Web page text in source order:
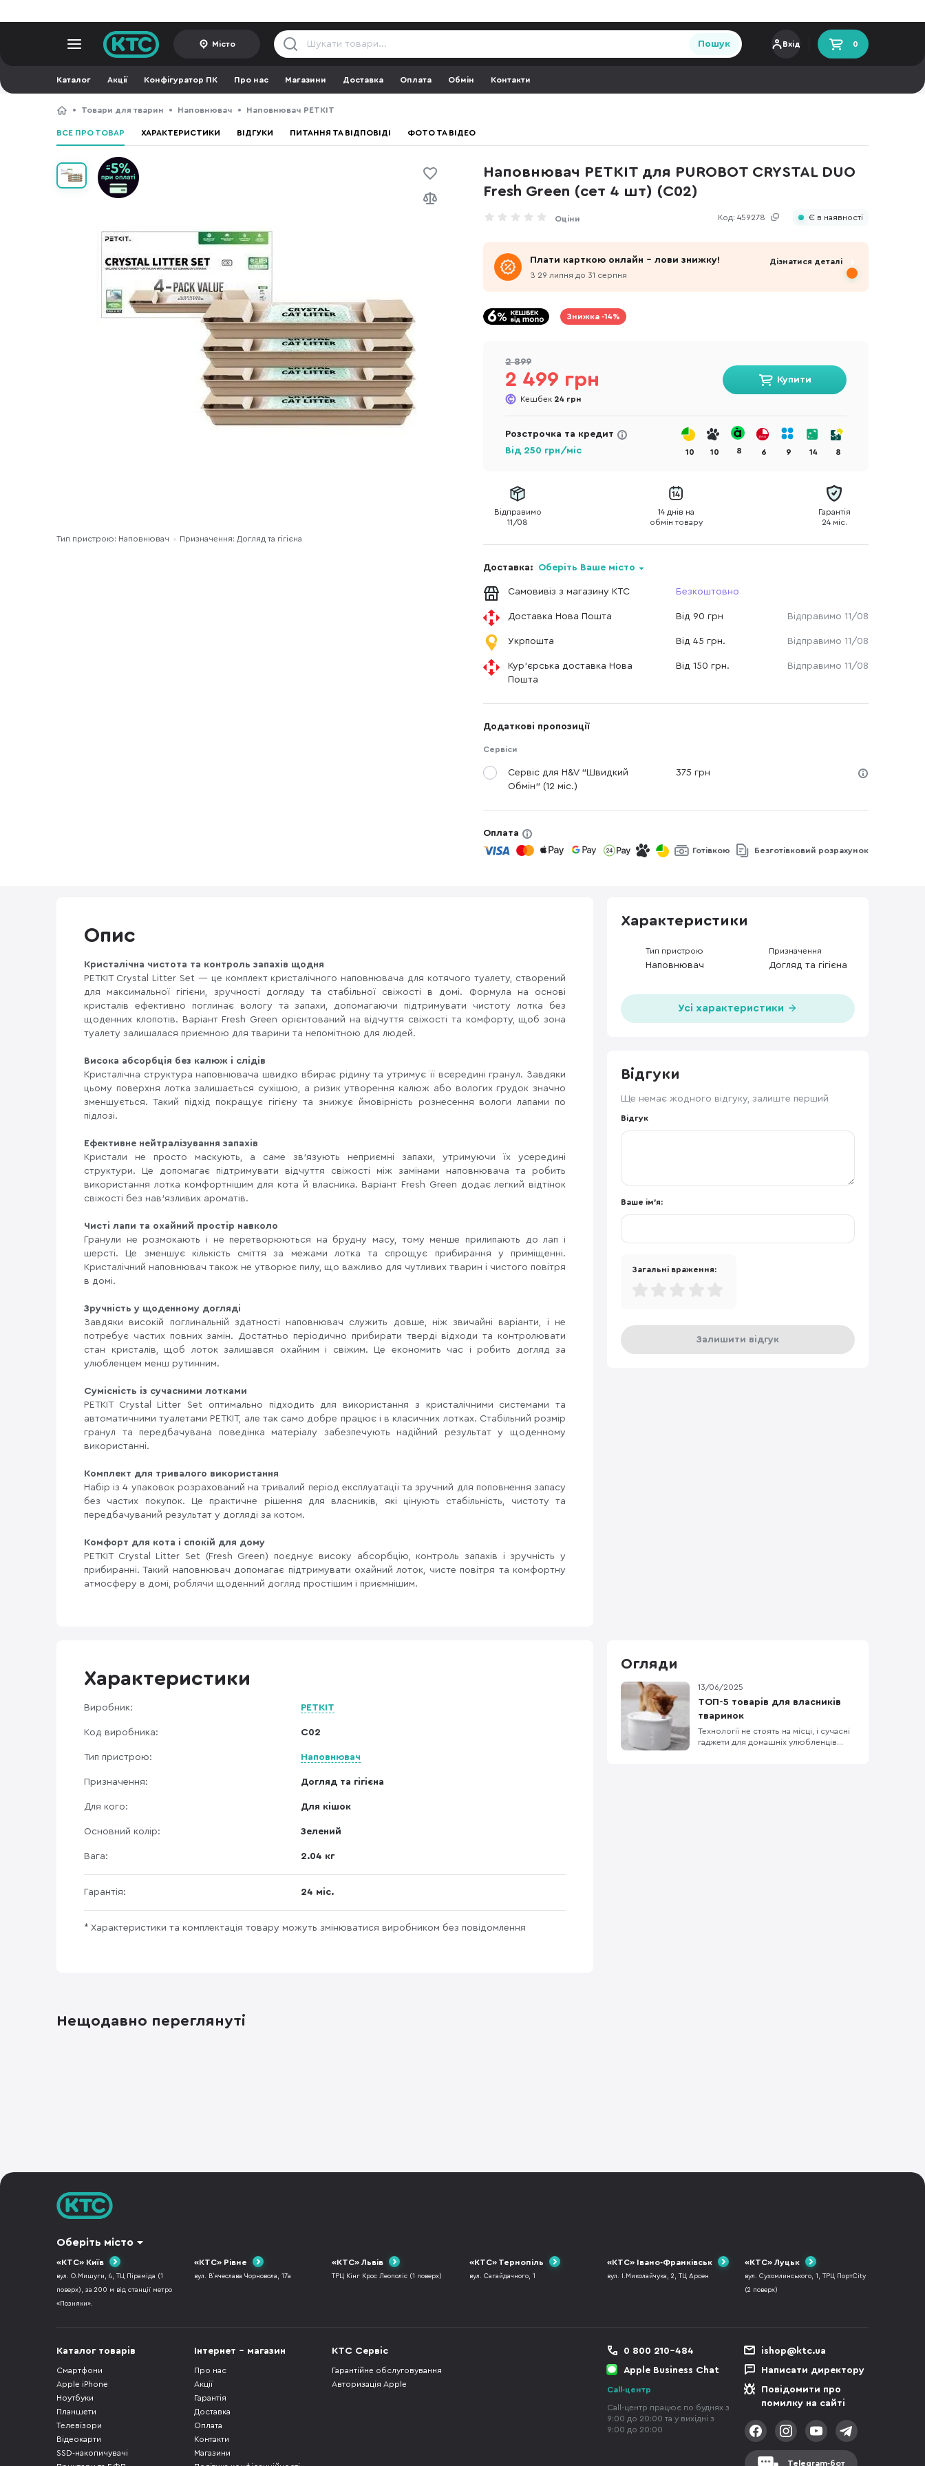
Місто Пошук Вхід 0
Каталог Акції Конфігуратор ПК Про нас Магазини Доставка Оплата Обмін Контакти
Товари для тварин Наповнювач Наповнювач PETKIT
ВСЕ ПРО ТОВАР ХАРАКТЕРИСТИКИ ВІДГУКИ ПИТАННЯ ТА ВІДПОВІДІ ФОТО ТА ВІДЕО
Наповнювач PETKIT для PUROBOT CRYSTAL DUO
Fresh Green (сет 4 шт) (C02)
Код: 459278
Оціни Є в наявності
Тип пристрою: Наповнювач Призначення: Догляд та гігієна
Плати карткою онлайн - лови знижку!
З 29 липня до 31 серпня
Дізнатися деталі
Знижка -14%
2 899
2 499 грн
Кешбек 24 грн
Купити
Розстрочка та кредит
Від 250 грн/міс 10 10 8 6 9 14 8
Відправимо
11/08
14 днів на
обмін товару
Гарантія
24 міс.
Доставка: Оберіть Ваше місто
Самовивіз з магазину КТС Безкоштовно
Доставка Нова Пошта Від 90 грн Відправимо 11/08
Укрпошта Від 45 грн. Відправимо 11/08
Кур'єрська доставка Нова
Пошта
Від 150 грн. Відправимо 11/08
Додаткові пропозиції
Сервіси
Сервіс для H&V "Швидкий
Обмін" (12 міс.)
375 грн
Оплата
Готівкою Безготівковий розрахунок
Опис
Кристалічна чистота та контроль запахів щодня
PETKIT Crystal Litter Set — це комплект кристалічного наповнювача для котячого туалету, створений
для максимальної гігієни, зручності догляду та стабільної свіжості в домі. Формула на основі
кристалів ефективно поглинає вологу та запахи, допомагаючи підтримувати чистоту лотка без
щоденних клопотів. Варіант Fresh Green орієнтований на відчуття свіжості та комфорту, щоб зона
туалету залишалася приємною для тварини та непомітною для людей.
Висока абсорбція без калюж і слідів
Кристалічна структура наповнювача швидко вбирає рідину та утримує її всередині гранул. Завдяки
цьому поверхня лотка залишається сухішою, а ризик утворення калюж або вологих грудок значно
зменшується. Такий підхід покращує гігієну та знижує ймовірність рознесення вологи лапами по
підлозі.
Ефективне нейтралізування запахів
Кристали не просто маскують, а саме зв’язують неприємні запахи, утримуючи їх усередині
структури. Це допомагає підтримувати відчуття свіжості між замінами наповнювача та робить
використання лотка комфортнішим для кота й власника. Варіант Fresh Green додає легкий відтінок
свіжості без нав’язливих ароматів.
Чисті лапи та охайний простір навколо
Гранули не розмокають і не перетворюються на брудну масу, тому менше прилипають до лап і
шерсті. Це зменшує кількість сміття за межами лотка та спрощує прибирання у приміщенні.
Кристалічний наповнювач також не утворює пилу, що важливо для чутливих тварин і чистого повітря
в домі.
Зручність у щоденному догляді
Завдяки високій поглинальній здатності наповнювач служить довше, ніж звичайні варіанти, і не
потребує частих повних замін. Достатньо періодично прибирати тверді відходи та контролювати
стан кристалів, щоб лоток залишався охайним і свіжим. Це економить час і робить догляд за
улюбленцем менш рутинним.
Сумісність із сучасними лотками
PETKIT Crystal Litter Set оптимально підходить для використання з кристалічними системами та
автоматичними туалетами PETKIT, але так само добре працює і в класичних лотках. Стабільний розмір
гранул та передбачувана поведінка матеріалу забезпечують надійний результат у щоденному
використанні.
Комплект для тривалого використання
Набір із 4 упаковок розрахований на тривалий період експлуатації та зручний для поповнення запасу
без частих покупок. Це практичне рішення для власників, які цінують стабільність, чистоту та
передбачуваний результат у догляді за котом.
Комфорт для кота і спокій для дому
PETKIT Crystal Litter Set (Fresh Green) поєднує високу абсорбцію, контроль запахів і зручність у
прибиранні. Такий наповнювач допомагає підтримувати охайний лоток, чисте повітря та комфортну
атмосферу в домі, роблячи щоденний догляд простішим і приємнішим.
Характеристики
Тип пристрою
Наповнювач
Призначення
Догляд та гігієна
Усі характеристики
Відгуки
Ще немає жодного відгуку, залиште перший
Відгук
Ваше ім'я:
Загальні враження:
Залишити відгук
Характеристики
Виробник: PETKIT
Код виробника: C02
Тип пристрою: Наповнювач
Призначення: Догляд та гігієна
Для кого: Для кішок
Основний колір: Зелений
Вага: 2.04 кг
Гарантія: 24 міс.
* Характеристики та комплектація товару можуть змінюватися виробником без повідомлення
Огляди
13/06/2025
ТОП-5 товарів для власників
тваринок
Технології не стоять на місці, і сучасні
гаджети для домашніх улюбленців
Нещодавно переглянуті
Оберіть місто
«КТС» Київ
вул. О.Мишуги, 4, ТЦ Піраміда (1
поверх), за 200 м від станції метро
«Позняки».
«КТС» Рівне
вул. В`ячеслава Чорновола, 17а
«КТС» Львів
ТРЦ Кінг Крос Леополіс (1 поверх)
«КТС» Тернопіль
вул. Сагайдачного, 1
«КТС» Івано-Франківськ
вул. І.Миколайчука, 2, ТЦ Арсен
«КТС» Луцьк
вул. Сухомлинського, 1, ТРЦ ПортCity
(2 поверх)
Каталог товарів
Смартфони
Apple iPhone
Ноутбуки
Планшети
Телевізори
Відеокарти
SSD-накопичувачі
Інтернет - магазин
Про нас
Акції
Гарантія
Доставка
Оплата
Контакти
Магазини
КТС Сервіс
Гарантійне обслуговування
Авторизація Apple
0 800 210-484
Apple Business Chat
Call-центр
Call-центр працює по буднях з
9:00 до 20:00 та у вихідні з
9:00 до 20:00
ishop@ktc.ua
Написати директору
Повідомити про
помилку на сайті
Telegram-бот